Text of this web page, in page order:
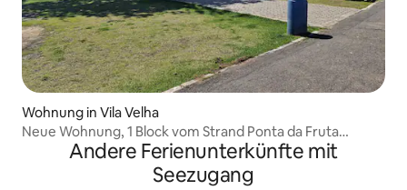
Wohnung in Vila Velha
Neue Wohnung, 1 Block vom Strand Ponta da Fruta
entferntAndere Ferienunterkünfte mit
Seezugang